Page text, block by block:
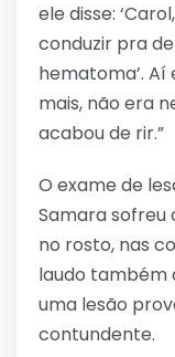
ele disse:
conduzir pra
hematoma’. Aí
mais, não era
acabou de rir.”
O exame de
Samara sofreu
no rosto, nas
laudo também
uma lesão
contundente.